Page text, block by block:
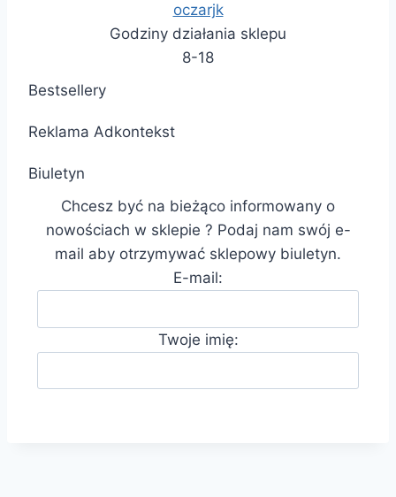
oczarjk
Godziny działania sklepu
8-18
Bestsellery
Reklama Adkontekst
Biuletyn
Chcesz być na bieżąco informowany o
nowościach w sklepie ? Podaj nam swój e-
mail aby otrzymywać sklepowy biuletyn.
E-mail:
Twoje imię: